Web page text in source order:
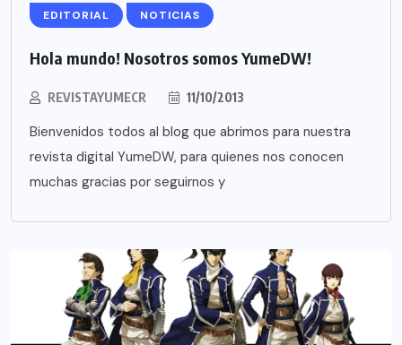
EDITORIAL NOTICIAS
Hola mundo! Nosotros somos YumeDW!
REVISTAYUMECR 11/10/2013
Bienvenidos todos al blog que abrimos para nuestra
revista digital YumeDW, para quienes nos conocen
muchas gracias por seguirnos y